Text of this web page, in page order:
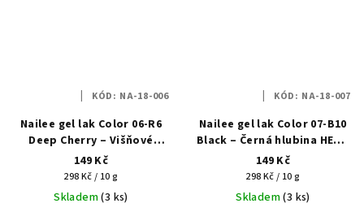
Nailee gel lak Color 06-R6
Deep Cherry – Višňové
pokušení HEMA Free 6g
149 Kč
Měrná
cena:
298 Kč / 10 g
Skladem(3 ks)
KÓD: NA-18-006
Nailee gel lak Color 07-B10
Black – Černá hlubina HEMA
Free 6g
149 Kč
Měrná
cena:
298 Kč / 10 g
Skladem(3 ks)
KÓD: NA-18-007